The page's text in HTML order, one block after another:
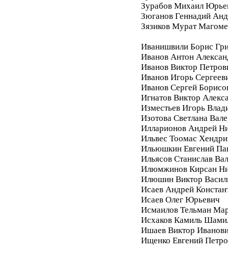
Зурабов Михаил
Зюганов Геннадий
Зязиков Мурат
Иванишвили Борис
Иванов Антон
Иванов Виктор
Иванов Игорь
Иванов Сергей
Игнатов Виктор
Изместьев Игорь
Изотова Светлана
Илларионов Андрей
Ильвес Тоомас
Ильюшкин Евгений
Ильясов Станислав
Илюмжинов Кирсан
Илюшин Виктор
Исаев Андрей
Исаев Олег Юрьевич
Исмаилов Тельман
Исхаков Камиль
Ишаев Виктор
Ищенко Евгений